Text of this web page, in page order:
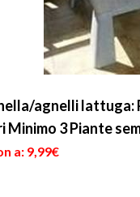
agnelli lattuga:
Minimo 3 Piante
a: 9,99€